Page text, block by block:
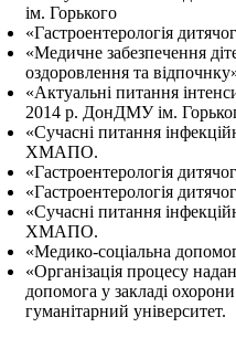
ім. Горького
«Гастроентерологія
«Медичне забезпечення
оздоровлення та
«Актуальні питання
2014 р. ДонДМУ ім.
«Сучасні питання
ХМАПО.
«Гастроентерологія
«Гастроентерологія
«Сучасні питання
ХМАПО.
«Медико-соціальна
«Організація процесу
допомога у закладі
гуманітарний університет.